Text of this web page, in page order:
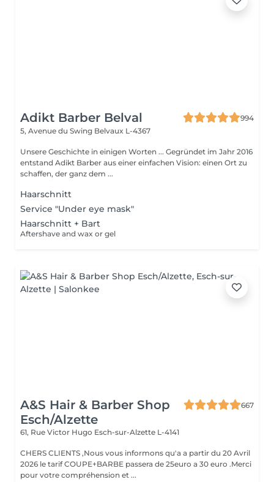
Adikt Barber Belval
994
5, Avenue du Swing Belvaux L-4367
Unsere Geschichte in einigen Worten ... Gegründet im Jahr 2016
entstand Adikt Barber aus einer einfachen Vision: einen Ort zu
schaffen, der ganz dem ...
Haarschnitt
Service "Under eye mask"
Haarschnitt + Bart
Aftershave and wax or gel
A&S Hair & Barber Shop
Esch/Alzette
667
61, Rue Victor Hugo Esch-sur-Alzette L-4141
CHERS CLIENTS ,Nous vous informons qu'a a partir du 20 Avril
2026 le tarif COUPE+BARBE passera de 25euro a 30 euro .Merci
pour votre compréhension et ...